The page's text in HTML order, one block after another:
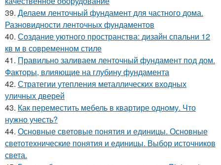
39. Делаем ленточный фундамент для частного дома.
Разновидности ленточных фундаментов
40. Создание уютного пространства: дизайн спальни 12
кв м в современном стиле
41. Правильно заливаем ленточный фундамент под дом.
Факторы, влияющие на глубину фундамента
42. Стратегии утепления металлических входных
уличных дверей
43. Как переместить мебель в квартире одному. Что
нужно учесть?
44. Основные световые понятия и единицы. Основные
светотехнические понятия и единицы. Выбор источников
света.